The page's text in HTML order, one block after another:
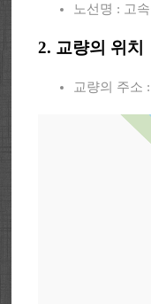
노선명 : 고
2. 교량의 위치
교량의 주소